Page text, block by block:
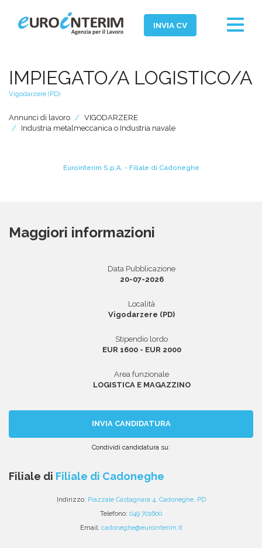
INVIA CV
Toggle
Chi Siamo
Persone
Domande e Risposte
INVIA CV
IMPIEGATO/A LOGISTICO/A
Vigodarzere (PD)
Annunci di lavoro
VIGODARZERE
Industria metalmeccanica o Industria navale
Eurointerim S.p.A. - Filiale di Cadoneghe
Maggiori informazioni
Data Pubblicazione
20-07-2026
Località
Vigodarzere (PD)
Stipendio lordo
EUR 1600 - EUR 2000
Area funzionale
LOGISTICA E MAGAZZINO
INVIA CANDIDATURA
Condividi candidatura su:
email
Facebook
Twitter
Linkedin
WhatsApp
Filiale di Filiale di Cadoneghe
Indirizzo: Piazzale Castagnara 4, Cadoneghe, PD
Telefono: 049 701600
Email: cadoneghe@eurointerim.it